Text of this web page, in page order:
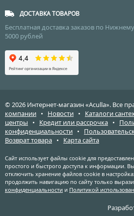
ДОСТАВКА ТОВАРОВ
Бесплатная доставка заказов по
5000 рублей
© 2026 Интернет-магазин «Aculla». Все
компании • Новости • Каталоги
центры • Кредит или рассрочка •
конфиденциальности •
Возврат товара • Карта сайта
Сайт использует файлы cookie для
простого и быстрого доступа к информации.
отключить хранение файлов cookie в
продолжить навигацию по сайту только
конфиденциальности и Политикой